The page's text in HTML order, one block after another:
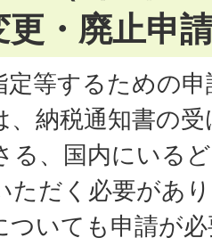
更・廃止申
定等するための
、納税通知書の
る、国内にいる
ただく必要があ
ついても申請が